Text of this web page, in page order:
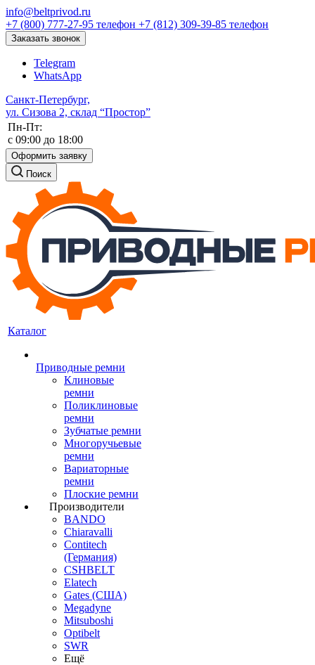
info@beltprivod.ru
+7 (800) 777-27-95 телефон +7 (812) 309-39-85 телефон
Заказать звонок
Telegram
WhatsApp
Санкт-Петербург,
ул. Сизова 2, склад “Простор”
Пн-Пт:
c 09:00 до 18:00
Оформить заявку
Поиск
Каталог
Приводные ремни
Клиновые
ремни
Поликлиновые
ремни
Зубчатые ремни
Многоручьевые
ремни
Вариаторные
ремни
Плоские ремни
Производители
BANDO
Chiaravalli
Contitech
(Германия)
CSHBELT
Elatech
Gates (США)
Megadyne
Mitsuboshi
Optibelt
SWR
Ещё